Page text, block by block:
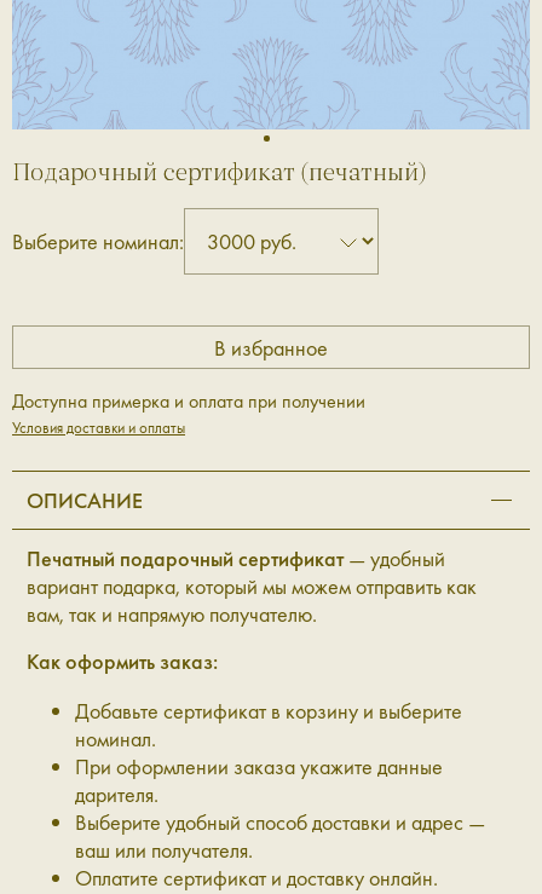
1
Подарочный сертификат (печатный)
Выберите номинал:
Доступна примерка и оплата при получении
Условия доставки и оплаты
ОПИСАНИЕ
Печатный подарочный сертификат— удобный
вариант подарка, который мы можем отправить как
вам, так и напрямую получателю.
Как оформить заказ:
Добавьте сертификат в корзину и выберите
номинал.
При оформлении заказа укажите данные
дарителя.
Выберите удобный способ доставки и адрес —
ваш или получателя.
Оплатите сертификат и доставку онлайн.